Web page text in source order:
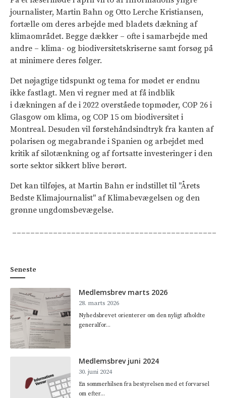
journalister, Martin Bahn og Otto Lerche Kristiansen,
fortælle om deres arbejde med bladets dækning af
klimaområdet. Begge dækker – ofte i samarbejde med
andre – klima- og biodiversitetskriserne samt forsøg på
at minimere deres følger.
Det nøjagtige tidspunkt og tema for mødet er endnu
ikke fastlagt. Men vi regner med at få indblik
i dækningen af de i 2022 overståede topmøder, COP 26 i
Glasgow om klima, og COP 15 om biodiversitet i
Montreal. Desuden vil førstehåndsindtryk fra kanten af
polarisen og megabrande i Spanien og arbejdet med
kritik af silotænkning og af fortsatte investeringer i den
sorte sektor sikkert blive berørt.
Det kan tilføjes, at Martin Bahn er indstillet til "Årets
Bedste Klimajournalist" af Klimabevægelsen og den
grønne ungdomsbevægelse.
_____________________________________________
Seneste
Medlemsbrev marts 2026
28. marts 2026
Nyhedsbrevet orienterer om den nyligt afholdte
generalfor...
Medlemsbrev juni 2024
30. juni 2024
En sommerhilsen fra bestyrelsen med et forvarsel
om efter...